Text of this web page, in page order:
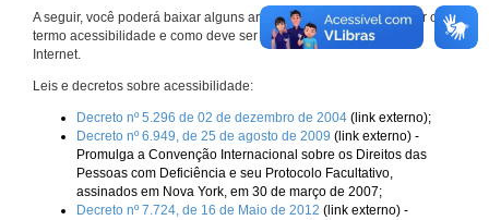
A seguir, você poderá baixar alguns arquivos que explicam melhor o
termo acessibilidade e como deve ser implementado nos sites da
Internet.
Leis e decretos sobre acessibilidade:
Decreto nº 5.296 de 02 de dezembro de 2004 (link externo);
Decreto nº 6.949, de 25 de agosto de 2009 (link externo) -
Promulga a Convenção Internacional sobre os Direitos das
Pessoas com Deficiência e seu Protocolo Facultativo,
assinados em Nova York, em 30 de março de 2007;
Decreto nº 7.724, de 16 de Maio de 2012 (link externo) -